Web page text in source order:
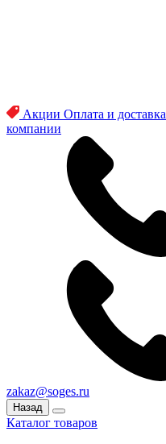
Акции Оплата и доставка
компании
zakaz@soges.ru
Назад
Каталог товаров